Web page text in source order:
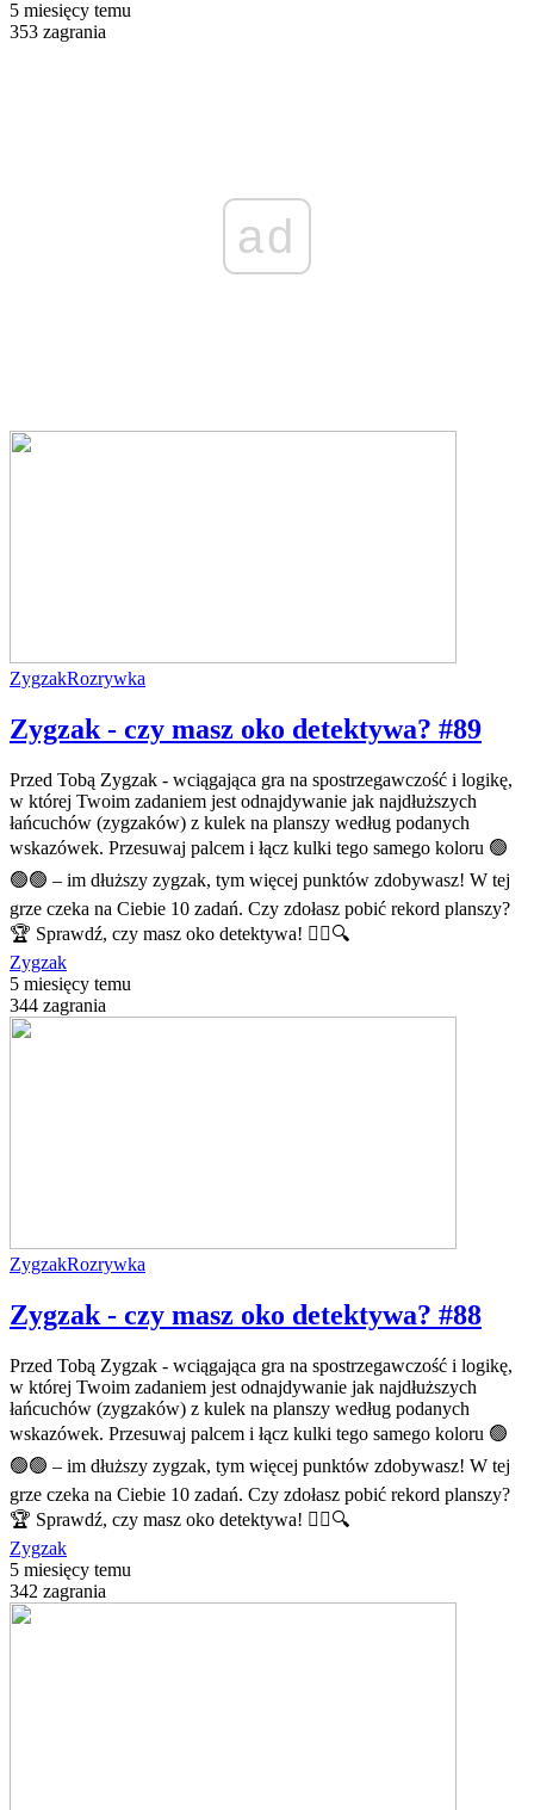
5 miesięcy temu
353 zagrania
ad
ZygzakRozrywka
Zygzak - czy masz oko detektywa? #89
Przed Tobą Zygzak - wciągająca gra na spostrzegawczość i logikę,
w której Twoim zadaniem jest odnajdywanie jak najdłuższych
łańcuchów (zygzaków) z kulek na planszy według podanych
wskazówek. Przesuwaj palcem i łącz kulki tego samego koloru 🟢
🟢🟢 – im dłuższy zygzak, tym więcej punktów zdobywasz! W tej
grze czeka na Ciebie 10 zadań. Czy zdołasz pobić rekord planszy?
🏆 Sprawdź, czy masz oko detektywa! 🕵️‍♂️🔍
Zygzak
5 miesięcy temu
344 zagrania
ZygzakRozrywka
Zygzak - czy masz oko detektywa? #88
Przed Tobą Zygzak - wciągająca gra na spostrzegawczość i logikę,
w której Twoim zadaniem jest odnajdywanie jak najdłuższych
łańcuchów (zygzaków) z kulek na planszy według podanych
wskazówek. Przesuwaj palcem i łącz kulki tego samego koloru 🟢
🟢🟢 – im dłuższy zygzak, tym więcej punktów zdobywasz! W tej
grze czeka na Ciebie 10 zadań. Czy zdołasz pobić rekord planszy?
🏆 Sprawdź, czy masz oko detektywa! 🕵️‍♂️🔍
Zygzak
5 miesięcy temu
342 zagrania